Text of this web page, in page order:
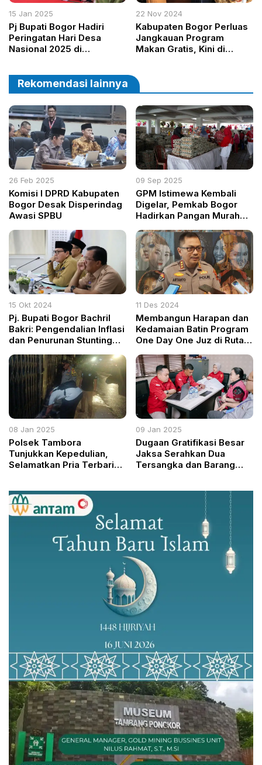
15 Jan 2025
Pj Bupati Bogor Hadiri
Peringatan Hari Desa
Nasional 2025 di
22 Nov 2024
Kabupaten Bogor Perluas
Jangkauan Program
Makan Gratis, Kini di
Rekomendasi lainnya
26 Feb 2025
Komisi I DPRD Kabupaten
Bogor Desak Disperindag
Awasi SPBU
09 Sep 2025
GPM Istimewa Kembali
Digelar, Pemkab Bogor
Hadirkan Pangan Murah
15 Okt 2024
Pj. Bupati Bogor Bachril
Bakri: Pengendalian Inflasi
dan Penurunan Stunting
11 Des 2024
Membangun Harapan dan
Kedamaian Batin Program
One Day One Juz di Rutan
08 Jan 2025
Polsek Tambora
Tunjukkan Kepedulian,
Selamatkan Pria Terbaring
09 Jan 2025
Dugaan Gratifikasi Besar
Jaksa Serahkan Dua
Tersangka dan Barang